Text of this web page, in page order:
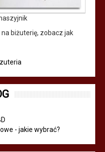
biżuterię, zobacz jak
- jakie wybrać?